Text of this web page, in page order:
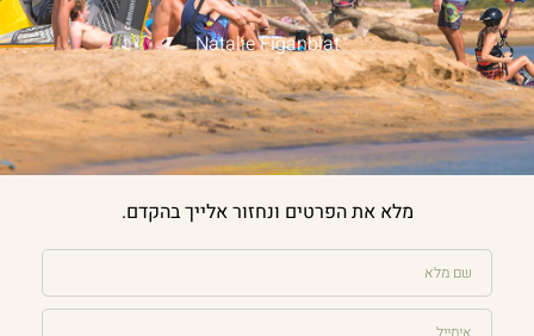
Natalie Figanblat
מלא את הפרטים ונחזור אלייך בהקדם.